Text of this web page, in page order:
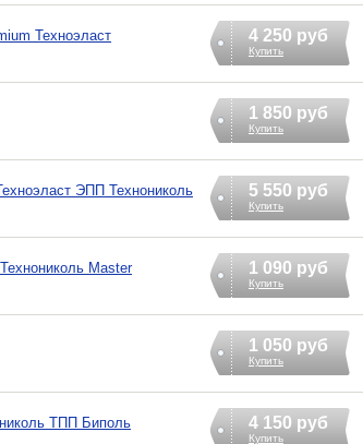
Техноэласт
4 250 руб
Купить
1 850 руб
Купить
ЭПП Технониколь
5 550 руб
Купить
Master
1 090 руб
Купить
1 050 руб
Купить
ТПП Биполь
4 150 руб
Купить